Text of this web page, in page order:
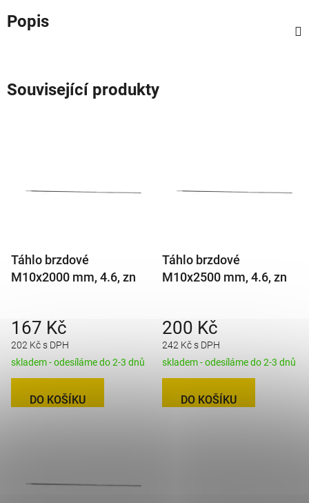
Popis
Související produkty
Táhlo brzdové
M10x2000 mm, 4.6, zn
202 Kč s DPH
167 Kč
skladem - odesíláme do 2-3 dnů
DO KOŠÍKU
Táhlo brzdové
M10x2500 mm, 4.6, zn
242 Kč s DPH
200 Kč
skladem - odesíláme do 2-3 dnů
DO KOŠÍKU